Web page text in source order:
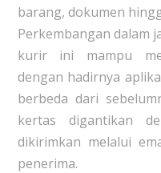
barang, dokumen
Perkembangan dalam
kurir ini mampu
dengan hadirnya
berbeda dari
kertas digantikan
dikirimkan melalui
penerima.